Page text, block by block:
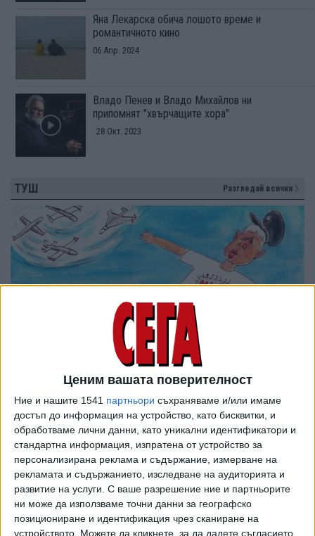
Ценим вашата поверителност
Ние и нашите 1541 партньори съхраняваме и/или имаме
достъп до информация на устройство, като бисквитки, и
обработваме лични данни, като уникални идентификатори и
стандартна информация, изпратена от устройство за
персонализирана реклама и съдържание, измерване на
рекламата и съдържанието, изследване на аудиторията и
развитие на услуги. С ваше разрешение ние и партньорите
ни може да използваме точни данни за географско
позициониране и идентификация чрез сканиране на
устройството. Можете да кликнете, за да дадете съгласието
Яна Лекарска обича лошото време и
романтичното кино
06 Апр. 2024
Владо Пенев и Владо Михайлов ни
припомнят "хвърчащите хора"
28 Окт. 2023
ТУШ Разгледай всички